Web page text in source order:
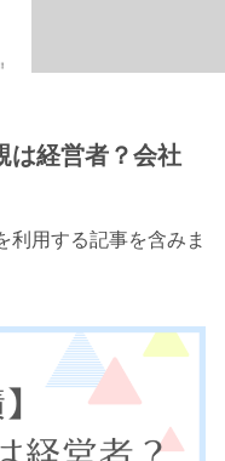
は経営者？会社
用する記事を含みま